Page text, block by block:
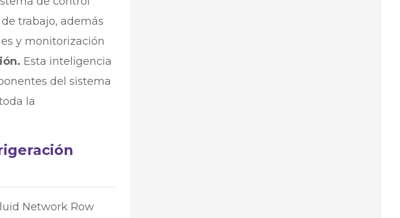
trabajo, además
y monitorización
Esta inteligencia
del sistema
la
Network Row